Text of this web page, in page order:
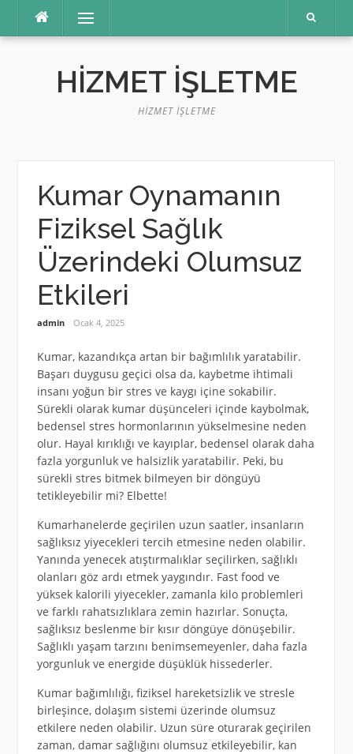
Menü
HIZMET İŞLETME
HIZMET İŞLETME
Kumar Oynamanın
Fiziksel Sağlık
Üzerindeki Olumsuz
Etkileri
admin Ocak 4, 2025
Kumar, kazandıkça artan bir bağımlılık yaratabilir.
Başarı duygusu geçici olsa da, kaybetme ihtimali
insanı yoğun bir stres ve kaygı içine sokabilir.
Sürekli olarak kumar düşünceleri içinde kaybolmak,
bedensel stres hormonlarının yükselmesine neden
olur. Hayal kırıklığı ve kayıplar, bedensel olarak daha
fazla yorgunluk ve halsizlik yaratabilir. Peki, bu
sürekli stres bitmek bilmeyen bir döngüyü
tetikleyebilir mi? Elbette!
Kumarhanelerde geçirilen uzun saatler, insanların
sağlıksız yiyecekleri tercih etmesine neden olabilir.
Yanında yenecek atıştırmalıklar seçilirken, sağlıklı
olanları göz ardı etmek yaygındır. Fast food ve
yüksek kalorili yiyecekler, zamanla kilo problemleri
ve farklı rahatsızlıklara zemin hazırlar. Sonuçta,
sağlıksız beslenme bir kısır döngüye dönüşebilir.
Sağlıklı yaşam tarzını benimsemeyenler, daha fazla
yorgunluk ve energide düşüklük hissederler.
Kumar bağımlılığı, fiziksel hareketsizlik ve stresle
birleşince, dolaşım sistemi üzerinde olumsuz
etkilere neden olabilir. Uzun süre oturarak geçirilen
zaman, damar sağlığını olumsuz etkileyebilir, kan